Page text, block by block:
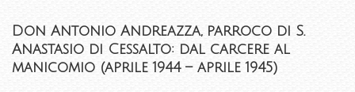
Don Antonio Andreazza, parroco di S.
Anastasio di Cessalto: dal carcere al
manicomio (aprile 1944 – aprile 1945)